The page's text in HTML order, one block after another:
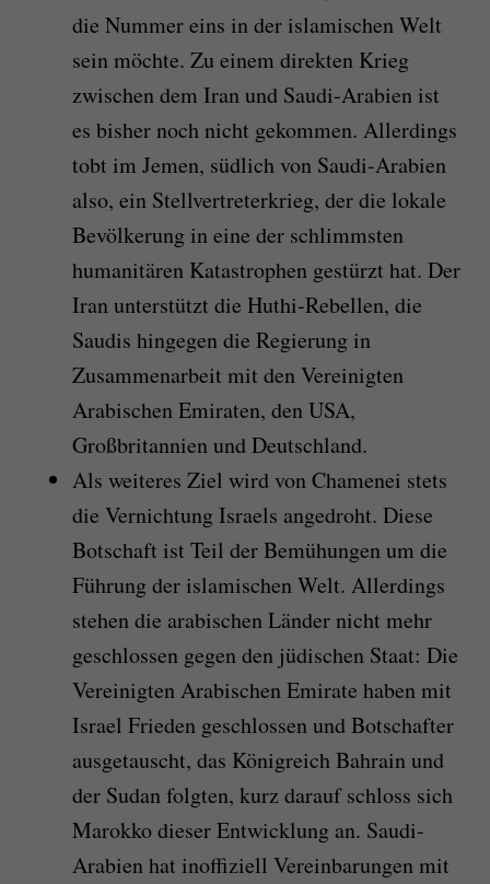
die Nummer eins in der islamischen Welt
sein möchte. Zu einem direkten Krieg
zwischen dem Iran und Saudi-Arabien ist
es bisher noch nicht gekommen. Allerdings
tobt im Jemen, südlich von Saudi-Arabien
also, ein Stellvertreterkrieg, der die lokale
Bevölkerung in eine der schlimmsten
humanitären Katastrophen gestürzt hat. Der
Iran unterstützt die Huthi-Rebellen, die
Saudis hingegen die Regierung in
Zusammenarbeit mit den Vereinigten
Arabischen Emiraten, den USA,
Großbritannien und Deutschland.
Als weiteres Ziel wird von Chamenei stets
die Vernichtung Israels angedroht. Diese
Botschaft ist Teil der Bemühungen um die
Führung der islamischen Welt. Allerdings
stehen die arabischen Länder nicht mehr
geschlossen gegen den jüdischen Staat: Die
Vereinigten Arabischen Emirate haben mit
Israel Frieden geschlossen und Botschafter
ausgetauscht, das Königreich Bahrain und
der Sudan folgten, kurz darauf schloss sich
Marokko dieser Entwicklung an. Saudi-
Arabien hat inoffiziell Vereinbarungen mit